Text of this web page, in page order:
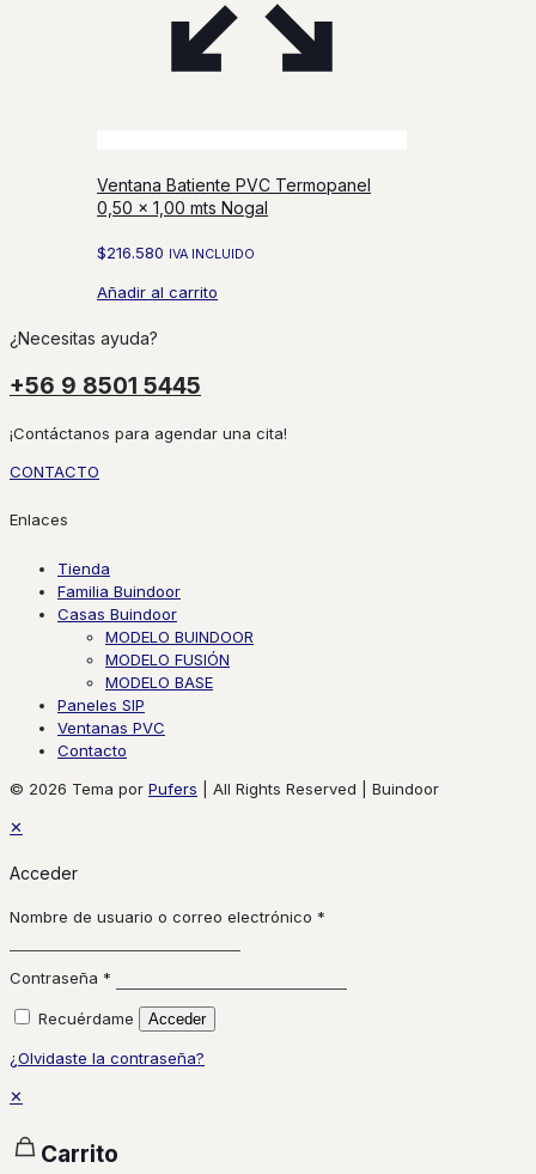
Ventana Batiente PVC Termopanel
0,50 x 1,00 mts Nogal
$216.580 IVA INCLUIDO
Añadir al carrito
¿Necesitas ayuda?
+56 9 8501 5445
¡Contáctanos para agendar una cita!
CONTACTO
Enlaces
Tienda
Familia Buindoor
Casas Buindoor
MODELO BUINDOOR
MODELO FUSIÓN
MODELO BASE
Paneles SIP
Ventanas PVC
Contacto
© 2026 Tema por Pufers | All Rights Reserved | Buindoor
✕
Acceder
Nombre de usuario o correo electrónico *
Contraseña *
Recuérdame Acceder
¿Olvidaste la contraseña?
✕
Carrito